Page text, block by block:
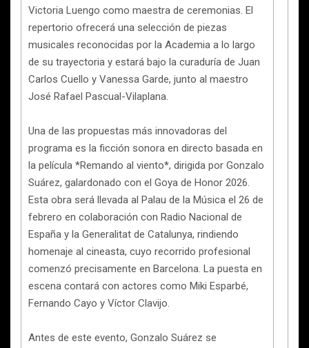
Victoria Luengo como maestra de ceremonias. El
repertorio ofrecerá una selección de piezas
musicales reconocidas por la Academia a lo largo
de su trayectoria y estará bajo la curaduría de Juan
Carlos Cuello y Vanessa Garde, junto al maestro
José Rafael Pascual-Vilaplana.
Una de las propuestas más innovadoras del
programa es la ficción sonora en directo basada en
la película *Remando al viento*, dirigida por Gonzalo
Suárez, galardonado con el Goya de Honor 2026.
Esta obra será llevada al Palau de la Música el 26 de
febrero en colaboración con Radio Nacional de
España y la Generalitat de Catalunya, rindiendo
homenaje al cineasta, cuyo recorrido profesional
comenzó precisamente en Barcelona. La puesta en
escena contará con actores como Miki Esparbé,
Fernando Cayo y Víctor Clavijo.
Antes de este evento, Gonzalo Suárez se